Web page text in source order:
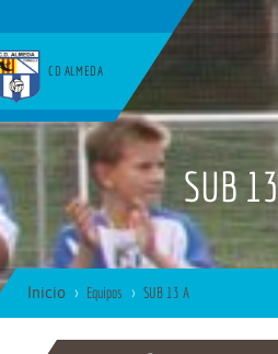
CD ALMEDA
SUB
Inicio Equipos SUB 13 A